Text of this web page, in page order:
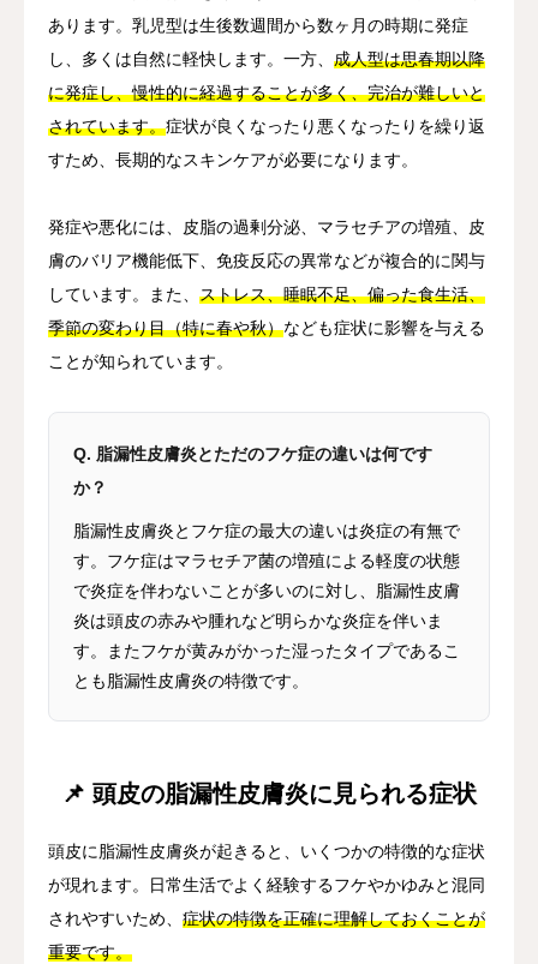
あります。乳児型は生後数週間から数ヶ月の時期に発症
し、多くは自然に軽快します。一方、 成人型は思春期以降
に発症し、慢性的に経過することが多く、完治が難しいと
されています。症状が良くなったり悪くなったりを繰り返
すため、長期的なスキンケアが必要になります。
発症や悪化には、皮脂の過剰分泌、マラセチアの増殖、皮
膚のバリア機能低下、免疫反応の異常などが複合的に関与
しています。また、 ストレス、睡眠不足、偏った食生活、
季節の変わり目（特に春や秋）なども症状に影響を与える
ことが知られています。
Q. 脂漏性皮膚炎とただのフケ症の違いは何です
か？
脂漏性皮膚炎とフケ症の最大の違いは炎症の有無で
す。フケ症はマラセチア菌の増殖による軽度の状態
で炎症を伴わないことが多いのに対し、脂漏性皮膚
炎は頭皮の赤みや腫れなど明らかな炎症を伴いま
す。またフケが黄みがかった湿ったタイプであるこ
とも脂漏性皮膚炎の特徴です。
📌 頭皮の脂漏性皮膚炎に見られる症状
頭皮に脂漏性皮膚炎が起きると、いくつかの特徴的な症状
が現れます。日常生活でよく経験するフケやかゆみと混同
されやすいため、 症状の特徴を正確に理解しておくことが
重要です。